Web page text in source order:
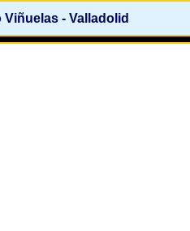
- Valladolid